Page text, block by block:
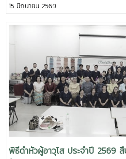
ศาสตร์ ได้นำเสนอผลงานวิจัยเด่น ร
ปฏิบัติการเฉพาะทางของแต่ละหลักสู
ปฏิบัติการและหน่วยวิจัยต่าง ๆ ภายใ
อนาคตFaculty of Engineering
University Welcomes Professor
University, Japan, for Academic
Discussion and Student
Wednesday, May 6, 2026, Asst.
Narkprasom, Dean of the
Agro-Industry, Maejo
administrators, lecturers, and
Agricultural Engineering
ป๋าเวณีปี๋ใหม่เมือง” ประจำปี 2569ในก
อุตสาหกรรมเกษตรได้ร่วมตั้งแถวขบ
ช่วยศาสตราจารย์ ดร.ธีระพล เสนพั
สะท้อนถึงความพร้อมเพรียงและความ
ในคณะฯกิจกรรมดังกล่าวจัดขึ้นเพื่อ
ของชาวล้านนา และเปิดโอกาสให้บุคล
คารวะ และขอพรจากผู้อาวุโสและผู้บริห
ส่งเสริมคุณค่าทางวัฒนธรรมและคว
ณ อาคารศูนย์กีฬาทศมิตรทรบพิตร ม
เชียงใหม่นอกจากนี้ คณะวิศวกรรมแล
ส่งบุคลากรเข้าร่วมกิจกรรมภายในงา
เมือง และการประกวดนวัตกรรมการ
เป็นเครื่องดื่มด้วยภูมิปัญญาท้องถิ่น
15 มิถุนายน 2569
พิธีดำหัวผู้อาวุโส ประจำปี 2569